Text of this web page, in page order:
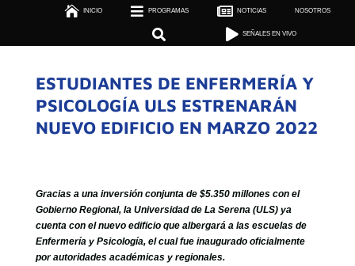
 INICIO  PROGRAMAS  NOTICIAS NOSOTROS
  SEÑALES EN VIVO
  SEÑALES EN VIVO
ESTUDIANTES DE ENFERMERÍA Y
PSICOLOGÍA ULS ESTRENARÁN
NUEVO EDIFICIO EN MARZO 2022
Gracias a una inversión conjunta de $5.350 millones con el
Gobierno Regional, la Universidad de La Serena (ULS) ya
cuenta con el nuevo edificio que albergará a las escuelas de
Enfermería y Psicología, el cual fue inaugurado oficialmente
por autoridades académicas y regionales.